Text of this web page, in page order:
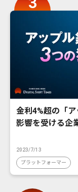
金利4%超の「ア
影響を受ける企
2023/7/13
プラットフォーマー